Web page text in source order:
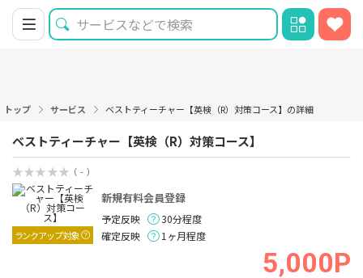
トップ サービス ベストティーチャー【英検（R）対策コース】の詳細
ベストティーチャー【英検（R）対策コース】
（ - ）
ランクアップ対象
新規有料会員登録
予定反映
30分程度
確定反映
1ヶ月程度
5,000P